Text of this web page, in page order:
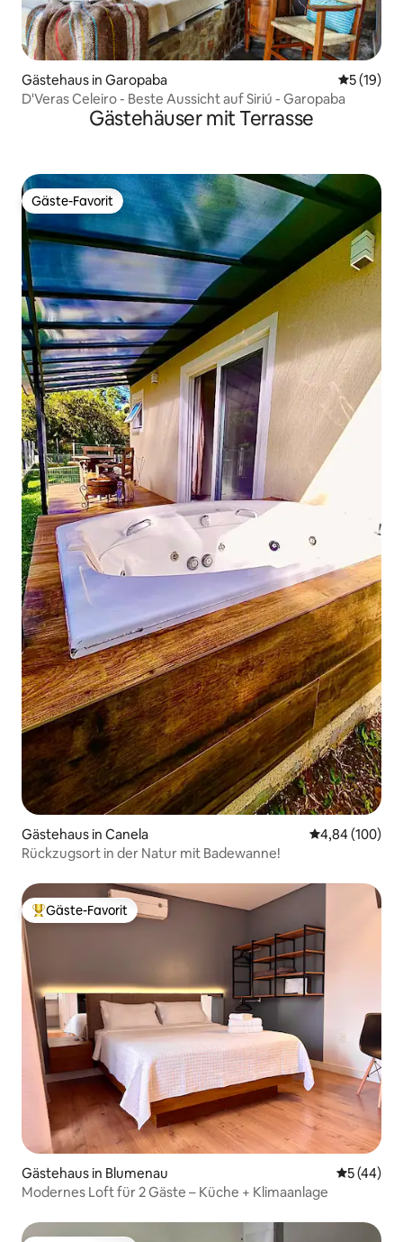
Gästehaus in Garopaba
5 (19)
D'Veras Celeiro - Beste Aussicht auf Siriú - Garopaba
Gästehäuser mit Terrasse
Gäste-Favorit
Gäste-Favorit
Gästehaus in Canela
4,84 (100)
Rückzugsort in der Natur mit Badewanne!
Beliebter Gäste-Favorit.
Gäste-Favorit
Gästehaus in Blumenau
5 (44)
Modernes Loft für 2 Gäste – Küche + Klimaanlage